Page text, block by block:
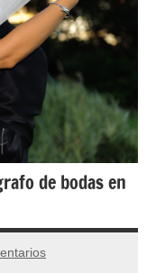
de bodas en